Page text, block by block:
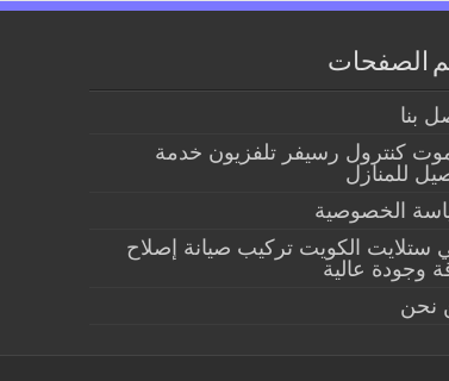
الصفحات
بنا
كنترول رسيفر تلفزيون خدمة
للمنازل
الخصوصية
ستلايت الكويت تركيب صيانة إصلاح
وجودة عالية
نحن